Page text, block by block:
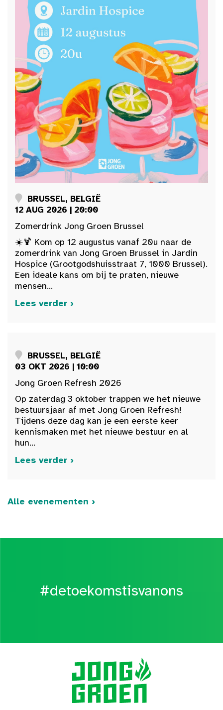
BRUSSEL, BELGIË
12 AUG 2026 | 20:00
Zomerdrink Jong Groen Brussel
☀️🍹 Kom op 12 augustus vanaf 20u naar de
zomerdrink van Jong Groen Brussel in Jardin
Hospice (Grootgodshuisstraat 7, 1000 Brussel).
Een ideale kans om bij te praten, nieuwe
mensen...
Lees verder ›
BRUSSEL, BELGIË
03 OKT 2026 | 10:00
Jong Groen Refresh 2026
Op zaterdag 3 oktober trappen we het nieuwe
bestuursjaar af met Jong Groen Refresh!
Tijdens deze dag kan je een eerste keer
kennismaken met het nieuwe bestuur en al
hun...
Lees verder ›
Alle evenementen ›
#detoekomstisvanons